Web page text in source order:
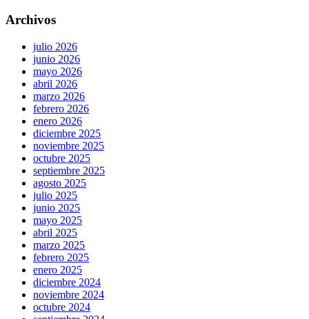
Archivos
julio 2026
junio 2026
mayo 2026
abril 2026
marzo 2026
febrero 2026
enero 2026
diciembre 2025
noviembre 2025
octubre 2025
septiembre 2025
agosto 2025
julio 2025
junio 2025
mayo 2025
abril 2025
marzo 2025
febrero 2025
enero 2025
diciembre 2024
noviembre 2024
octubre 2024